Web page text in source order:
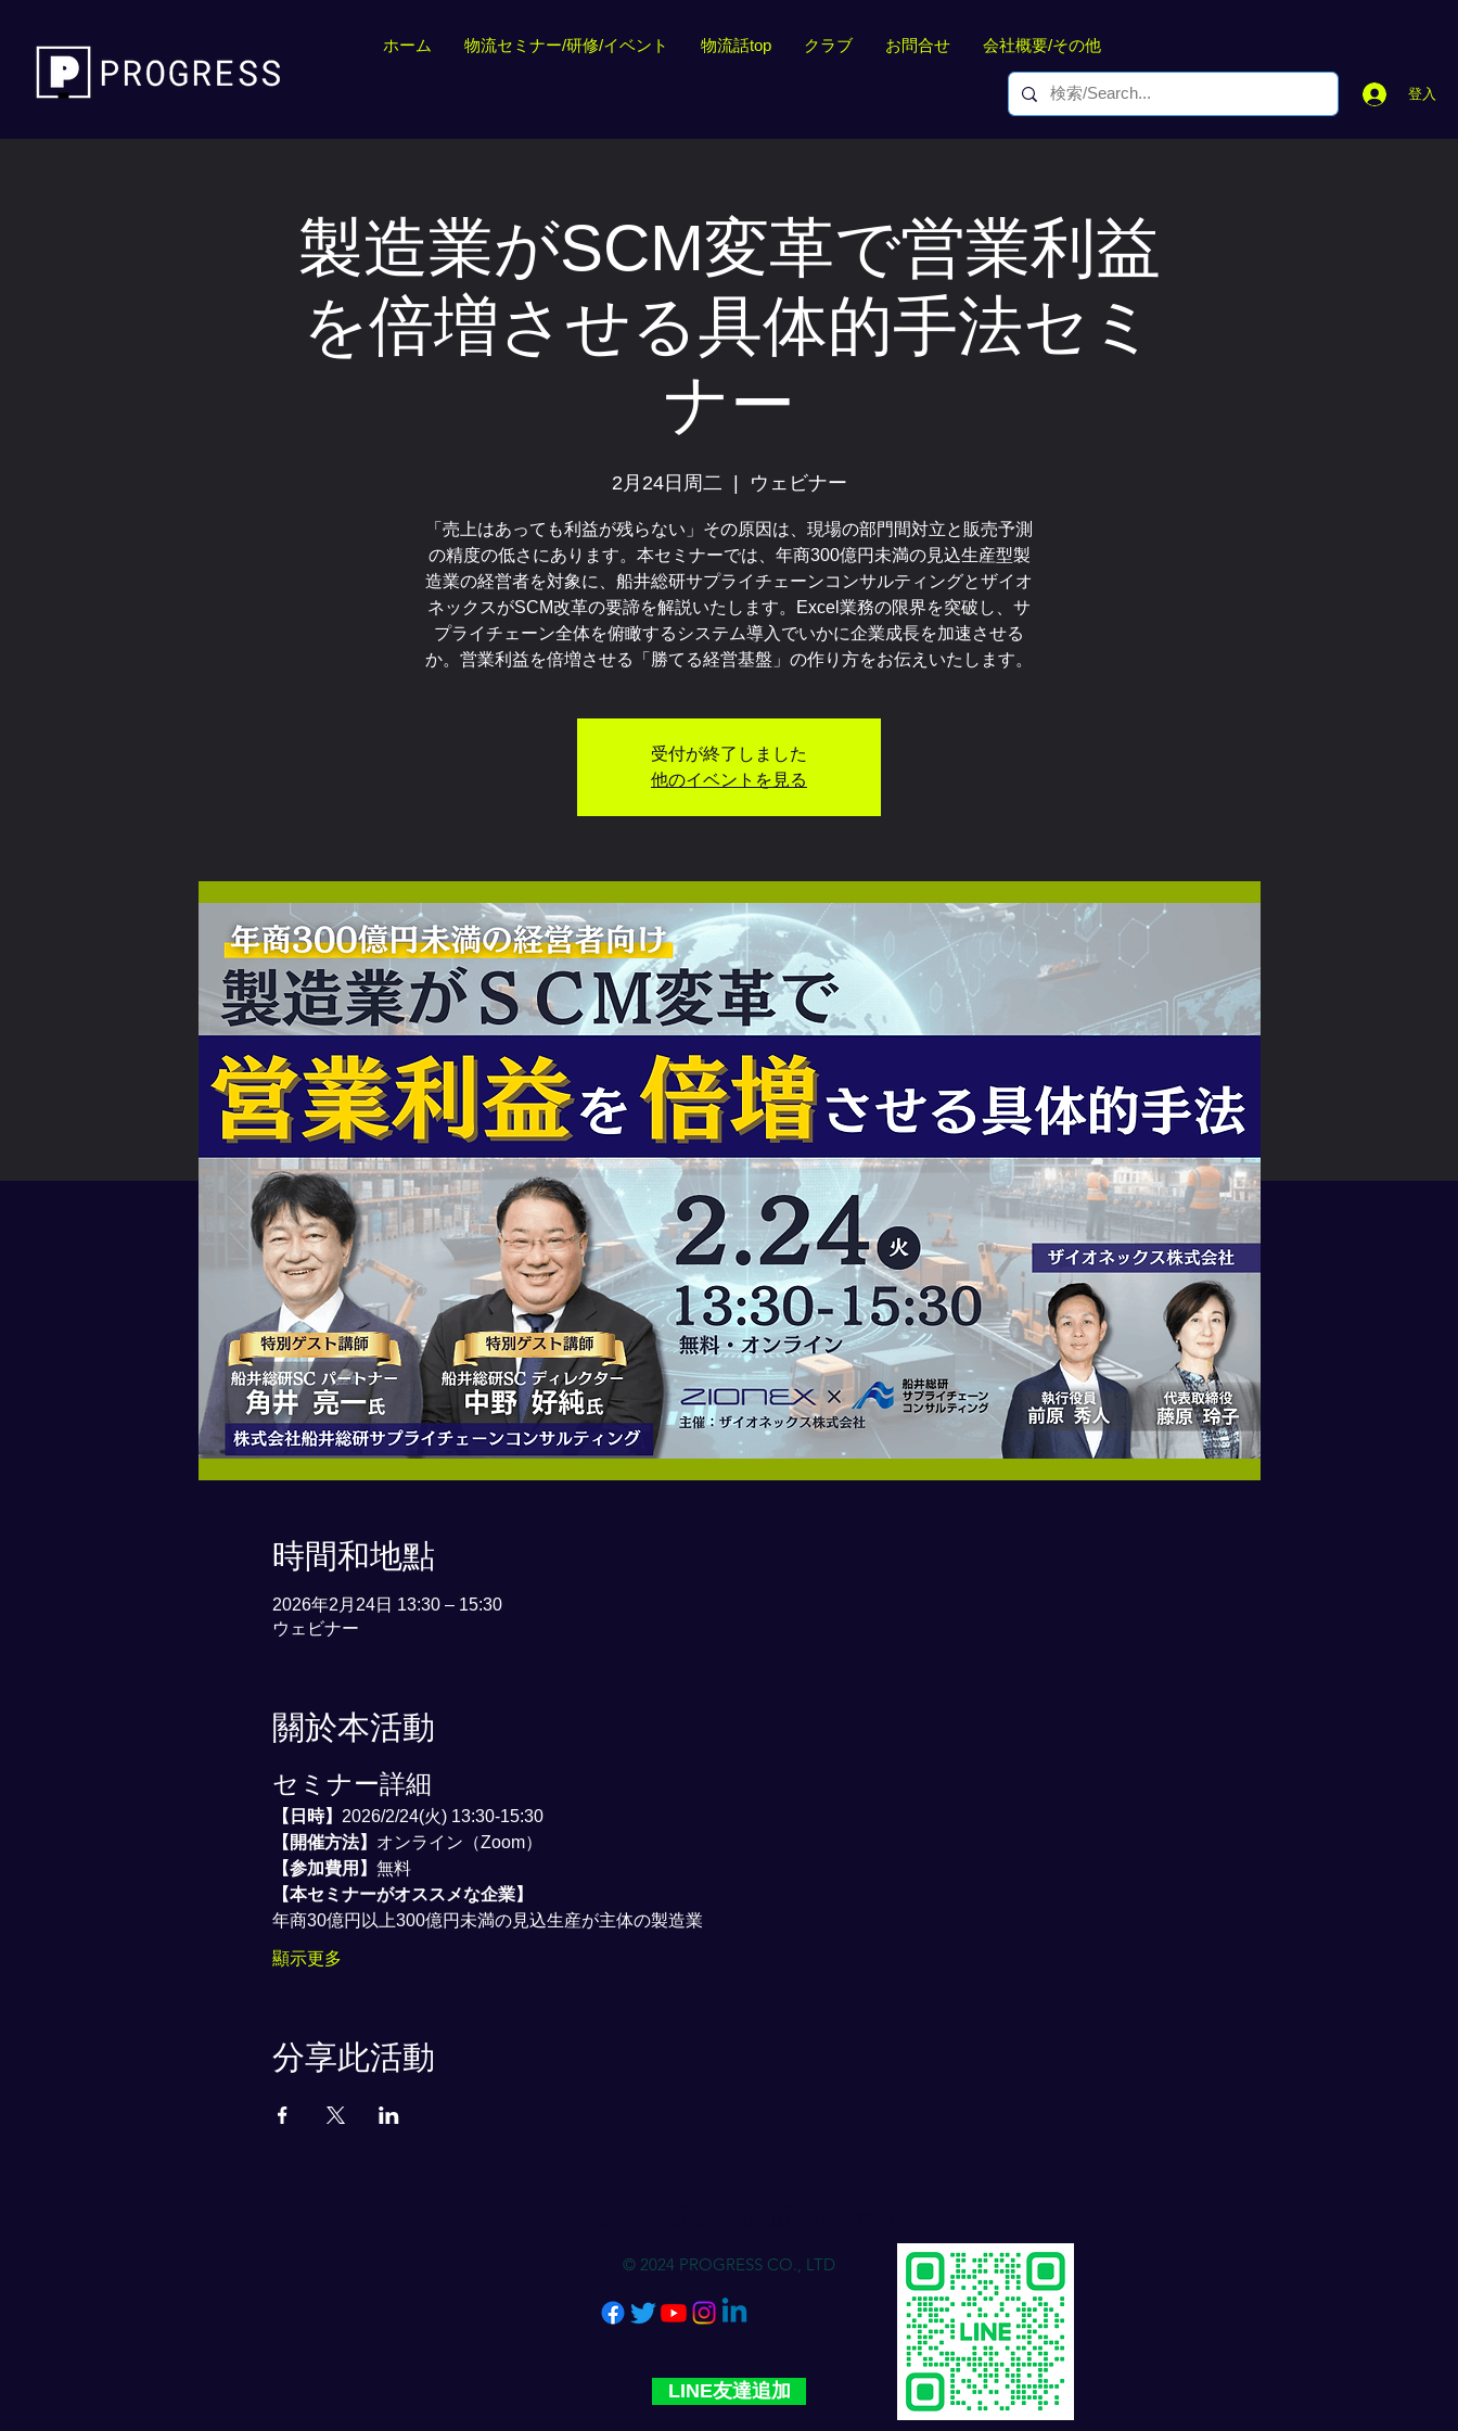
ホーム 物流セミナー/研修/イベント 物流話top クラブ お問合せ 会社概要/その他
登入
製造業がSCM変革で営業利益
を倍増させる具体的手法セミ
ナー
2月24日周二 ウェビナー
「売上はあっても利益が残らない」その原因は、現場の部門間対立と販売予測
の精度の低さにあります。本セミナーでは、年商300億円未満の見込生産型製
造業の経営者を対象に、船井総研サプライチェーンコンサルティングとザイオ
ネックスがSCM改革の要諦を解説いたします。Excel業務の限界を突破し、サ
プライチェーン全体を俯瞰するシステム導入でいかに企業成長を加速させる
か。営業利益を倍増させる「勝てる経営基盤」の作り方をお伝えいたします。
受付が終了しました
他のイベントを見る
時間和地點
2026年2月24日 13:30 – 15:30
ウェビナー
關於本活動
セミナー詳細
【日時】 2026/2/24(火) 13:30-15:30
【開催方法】 オンライン（Zoom）
【参加費用】 無料
【本セミナーがオススメな企業】
年商30億円以上300億円未満の見込生産が主体の製造業
顯示更多
分享此活動
© 2024 PROGRESS CO., LTD
LINE友達追加